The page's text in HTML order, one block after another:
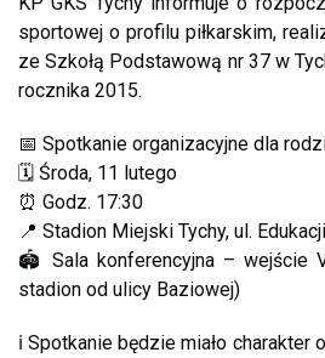
sportowej o profilu piłkarskim,
ze Szkołą Podstawową nr 37 w
rocznika 2015.
📅 Spotkanie organizacyjne dla
🗓 Środa, 11 lutego
⏰ Godz. 17:30
📍 Stadion Miejski Tychy, ul.
🏟 Sala konferencyjna – wejście
stadion od ulicy Baziowej)
ℹ️ Spotkanie będzie miało charakter